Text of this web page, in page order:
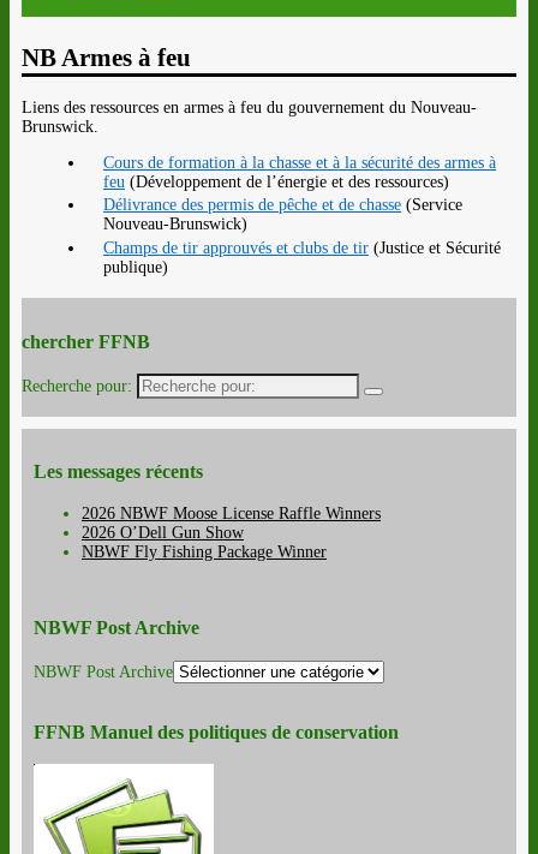
NB Armes à feu
Liens des ressources en armes à feu du gouvernement du Nouveau-
Brunswick.
Cours de formation à la chasse et à la sécurité des armes à
feu (Développement de l’énergie et des ressources)
Délivrance des permis de pêche et de chasse (Service
Nouveau-Brunswick)
Champs de tir approuvés et clubs de tir (Justice et Sécurité
publique)
chercher FFNB
Recherche pour:
Les messages récents
2026 NBWF Moose License Raffle Winners
2026 O’Dell Gun Show
NBWF Fly Fishing Package Winner
NBWF Post Archive
NBWF Post Archive
FFNB Manuel des politiques de conservation